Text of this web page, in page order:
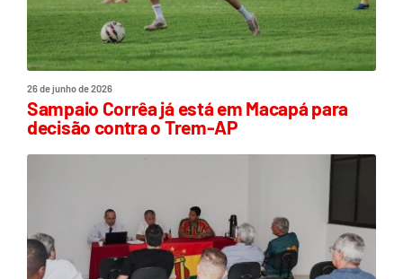
26 de junho de 2026
Sampaio Corrêa já está em Macapá para
decisão contra o Trem-AP